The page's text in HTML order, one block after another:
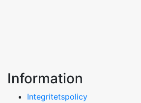
Information
Integritetspolicy